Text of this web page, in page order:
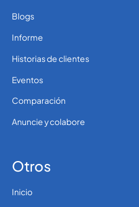
Blogs
Informe
Historias de clientes
Eventos
Comparación
Anuncie y colabore
Otros
Inicio